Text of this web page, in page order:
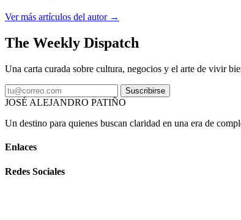
Ver más artículos del autor →
The Weekly Dispatch
Una carta curada sobre cultura, negocios y el arte de vivir
Suscribirse
JOSÉ ALEJANDRO PATIÑO
Un destino para quienes buscan claridad en una era de
Enlaces
Redes Sociales